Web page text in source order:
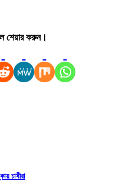
শেয়ার করুন।
চাষীরা